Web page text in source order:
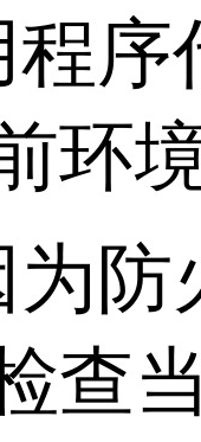
序
环
防
查